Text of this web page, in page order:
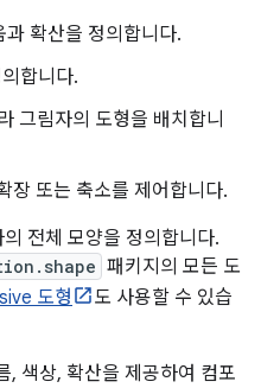
과 확산을 정의합니다.
합니다.
그림자의 도형을 배치합니
장 또는 축소를 제어합니다.
전체 모양을 정의합니다.
패키지의 모든 도
도형
도 사용할 수 있습
, 색상, 확산을 제공하여 컴포